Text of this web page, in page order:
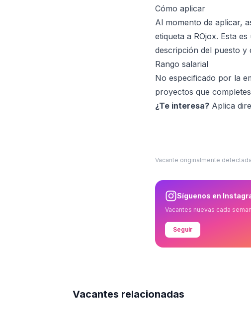
Cómo aplicar
Al momento de aplicar,
etiqueta a ROjox. Esta
descripción del puesto y
Rango salarial
No especificado por la
proyectos que
¿Te interesa? Aplica
Vacante originalmente
Síguenos en
Vacantes nuevas cada
Seguir
Vacantes relacionadas